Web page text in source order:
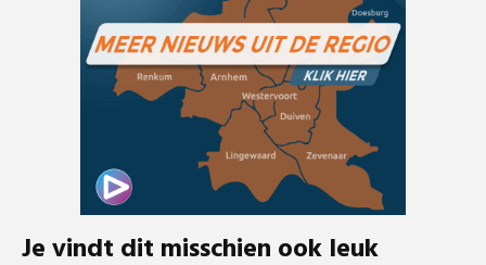
Je vindt dit misschien ook leuk